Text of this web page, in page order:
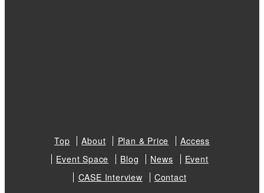
Top About Plan & Price
Access
Event Space
Blog News
Event
CASE Interview
Contact